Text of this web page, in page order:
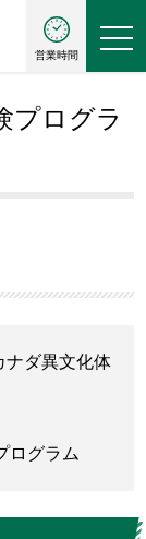
営業時間
プログラ
ナダ異文化体
ログラム